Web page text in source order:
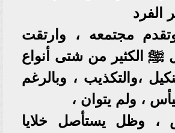
الفرد
مجتمعه ، وارتقت
ﷺ الكثير من شتى أنواع
،والتكذيب ، وبالرغم
، ولم يتوان ،
، وظل يستأصل خلايا